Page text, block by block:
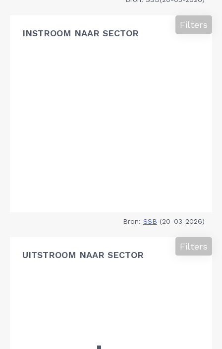
INSTROOM NAAR SECTOR
Filters
Bron: SSB (20-03-2026)
UITSTROOM NAAR SECTOR
Filters